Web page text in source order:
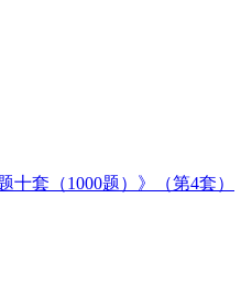
十套（1000题）》（第4套）